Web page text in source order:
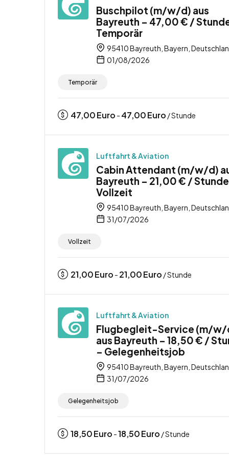
Buschpilot (m/w/d) aus
Bayreuth – 47,00 € /
Temporär
95410 Bayreuth, Bayern,
01/08/2026
Temporär
47,00Euro - 47,00Euro / Stunde
Luftfahrt & Aviation
Cabin Attendant (m/w/d)
Bayreuth – 21,00 € /
Vollzeit
95410 Bayreuth, Bayern,
31/07/2026
Vollzeit
21,00Euro - 21,00Euro / Stunde
Luftfahrt & Aviation
Flugbegleit-Service (m/w/
aus Bayreuth – 18,50 € /
– Gelegenheitsjob
95410 Bayreuth, Bayern,
31/07/2026
Gelegenheitsjob
18,50Euro -18,50Euro / Stunde